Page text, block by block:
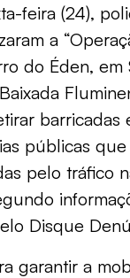
feira (24),
a
do Éden, em
barricadas
públicas que
pelo tráfico
Disque
garantir a